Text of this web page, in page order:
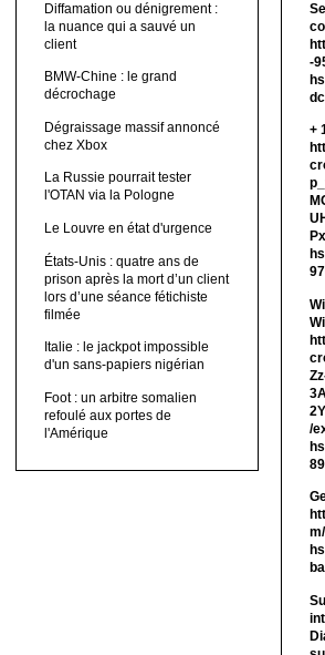
Diffamation ou dénigrement :
la nuance qui a sauvé un
client
BMW-Chine : le grand
décrochage
Dégraissage massif annoncé
chez Xbox
La Russie pourrait tester
l'OTAN via la Pologne
Le Louvre en état d'urgence
États-Unis : quatre ans de
prison après la mort d’un client
lors d’une séance fétichiste
filmée
Italie : le jackpot impossible
d'un sans-papiers nigérian
Foot : un arbitre somalien
refoulé aux portes de
l'Amérique
-
+
/